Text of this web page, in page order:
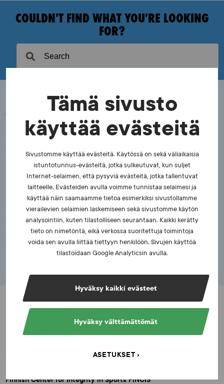
Tämä sivusto
käyttää evästeitä
Sivustomme käyttää evästeitä. Käytössä on sekä väliaikaisia
istuntotunnus-evästeitä, jotka sulkeutuvat, kun suljet
Internet-selaimen, että pysyviä evästeitä, jotka tallentuvat
laitteelle. Evästeiden avulla voimme tunnistaa selaimesi ja
käyttää näin saamaamme tietoa esimerkiksi sivustollamme
vierailevien selaimien laskemiseen sekä sivustomme käytön
analysointiin, kuten tilastolliseen seurantaan. Kaikki kerätty
tieto on nimetöntä, eikä verkossa suoritettuja toimintoja
voida sen avulla liittää tiettyyn henkilöön. Sivujen käyttöä
tilastoidaan Google Analyticsin avulla.
Hyväksy kaikki evästeet
Hyväksy välttämättömät
ASETUKSET
COULDN'T FIND WHAT YOU'RE LOOKING
FOR?
Anti-doping activities
Manipulation of sports competitions
Spectator safety
Integrity in Sports
Education
Research
Investigation
FINCIS
Finnish Center for Integrity in Sports FINCIS